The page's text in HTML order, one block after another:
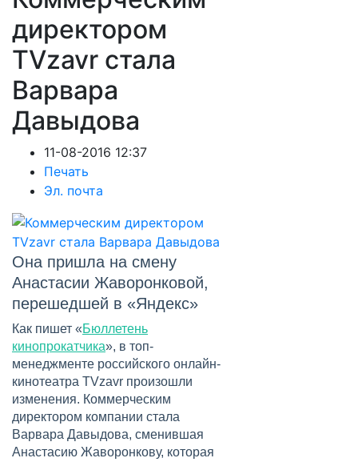
директором
TVzavr стала
Варвара
Давыдова
11-08-2016 12:37
Печать
Эл. почта
Она пришла на смену
Анастасии Жаворонковой,
перешедшей в «Яндекс»
Как пишет «Бюллетень
кинопрокатчика», в топ-
менеджменте российского онлайн-
кинотеатра TVzavr произошли
изменения. Коммерческим
директором компании стала
Варвара Давыдова, сменившая
Анастасию Жаворонкову, которая